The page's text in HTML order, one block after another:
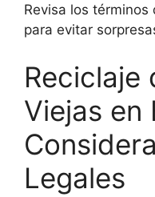
Revisa los
para evitar
Reciclaje
Viejas en
Legales